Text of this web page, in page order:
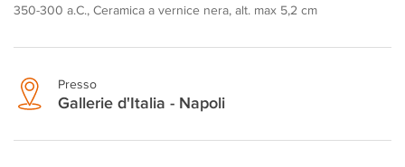
350-300 a.C., Ceramica a vernice nera, alt. max 5,2 cm
Presso
Gallerie d'Italia - Napoli